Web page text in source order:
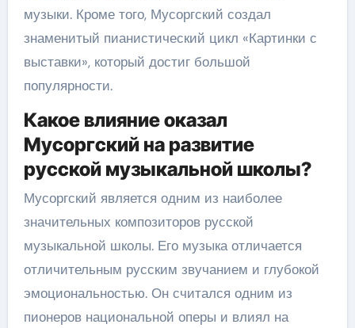
музыки. Кроме того, Мусоргский создал
знаменитый пианистический цикл «Картинки с
выставки», который достиг большой
популярности.
Какое влияние оказал
Мусоргский на развитие
русской музыкальной школы?
Мусоргский является одним из наиболее
значительных композиторов русской
музыкальной школы. Его музыка отличается
отличительным русским звучанием и глубокой
эмоциональностью. Он считался одним из
пионеров национальной оперы и влиял на